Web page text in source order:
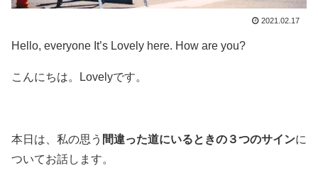
2021.02.17
Hello, everyone It’s Lovely here. How are you?
こんにちは。Lovelyです。
本日は、私の思う 間違った道にいるときの３つのサインに
ついてお話します。